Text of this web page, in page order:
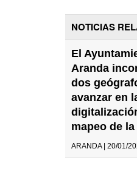
NOTICIAS
El
Aranda
dos
avanzar en
mapeo de
ARANDA | 20/01/